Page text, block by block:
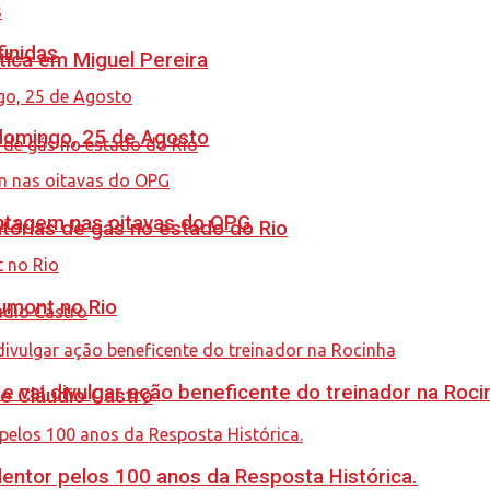
em Miguel Pereira
de gás no estado do Rio
Cláudio Castro
25 de Agosto
nas oitavas do OPG
no Rio
vai divulgar ação beneficente do treinador na
pelos 100 anos da Resposta Histórica.